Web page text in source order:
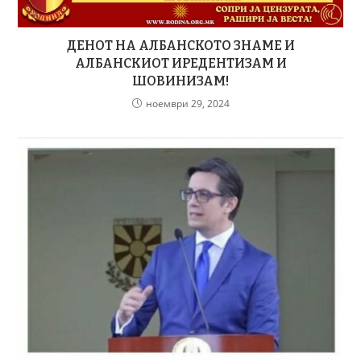
ДЕНОТ НА АЛБАНСКОТО ЗНАМЕ И
АЛБАНСКИОТ ИРЕДЕНТИЗАМ И
ШОВИНИЗАМ!
ноември 29, 2024